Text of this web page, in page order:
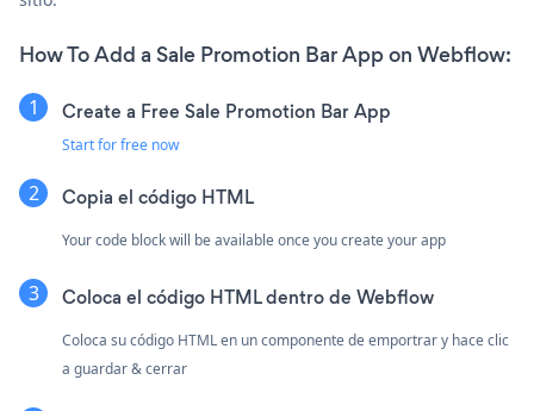
How To Add a Sale Promotion Bar App on Webflow:
Create a Free Sale Promotion Bar App
Start for free now
Copia el código HTML
Your code block will be available once you create your app
Coloca el código HTML dentro de Webflow
Coloca su código HTML en un componente de emportrar y hace clic
a guardar & cerrar